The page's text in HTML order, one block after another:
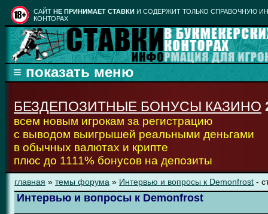
CАЙТ НЕ ПРИНИМАЕТ СТАВКИ И СОДЕРЖИТ ТОЛЬКО СПРАВОЧНУЮ
КОНТОРАХ
БЕЗДЕПОЗИТНЫЕ БОНУСЫ КАЗИНО
всем новым игрокам за регистрацию
с выводом выигрышей реальными деньгами
в обычных валютах и крипте
плюс до 1111% бонусов на депозиты
главная » темы форума » Интервью и вопросы к Demonfrost -
Интервью и вопросы к Demonfrost